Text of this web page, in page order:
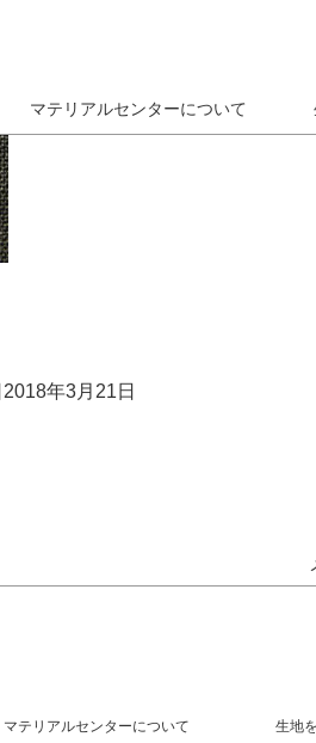
マテリアルセンターについて
2018年3月21日
マテリアルセンターについて 生地